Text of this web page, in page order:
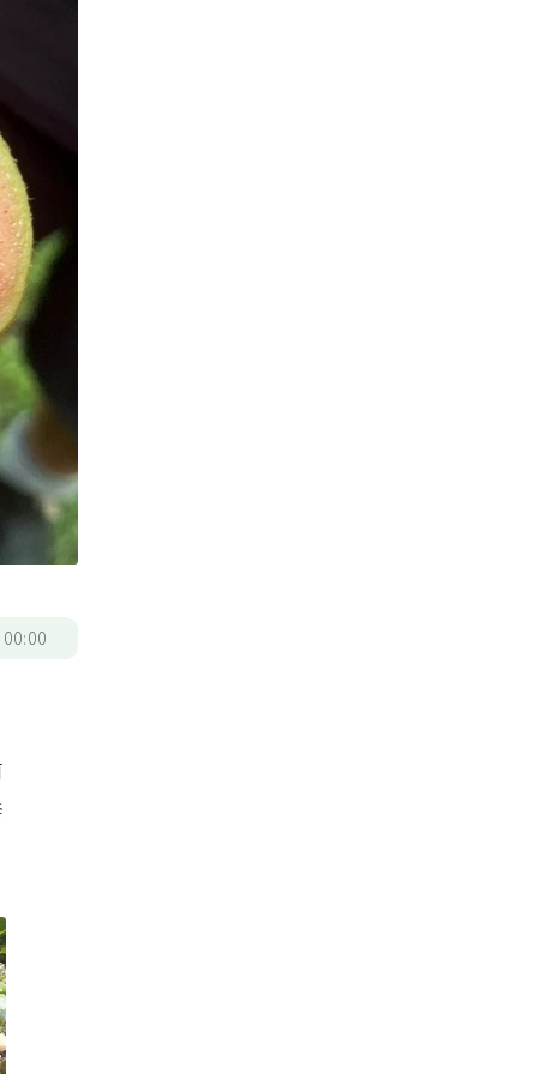
00:00